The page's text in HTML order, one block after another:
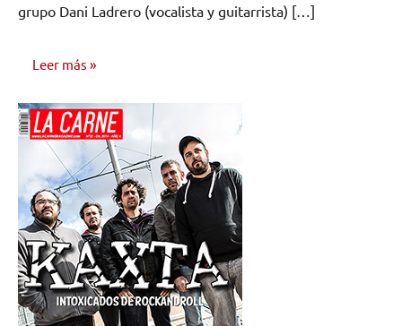
grupo Dani Ladrero (vocalista y guitarrista) […]
Leer más
ENTREVISTAS